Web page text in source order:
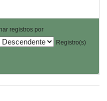
registros por
Registro(s)